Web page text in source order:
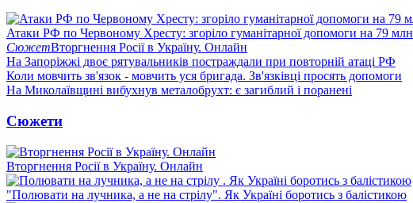
Атаки РФ по Червоному Хресту: згоріло гуманітарної допомоги на 79 млн
СюжетВторгнення Росії в Україну. Онлайн
На Запоріжжі двоє рятувальників постраждали при повторній атаці РФ
Коли мовчить зв'язок - мовчить уся бригада. Зв'язківці просять допомоги
На Миколаївщині вибухнув металобрухт: є загиблий і поранені
Сюжети
Вторгнення Росії в Україну. Онлайн
"Полювати на лучника, а не на стрілу". Як Україні боротись з балістикою